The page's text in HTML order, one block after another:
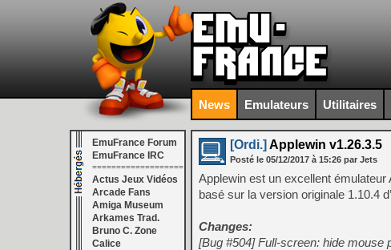
News Emulateurs Utilitaires
EmuFrance Forum
EmuFrance IRC
===================
Actus Jeux Vidéos
Arcade Fans
Amiga Museum
Arkames Trad.
Bruno C. Zone
Calice
[Ordi.] Applewin v1.26.3.5
Posté le 05/12/2017 à 15:26 par Jets
Applewin est un excellent
basé sur la version originale 1.10.4
Changes:
[Bug #504] Full-screen: hide mouse